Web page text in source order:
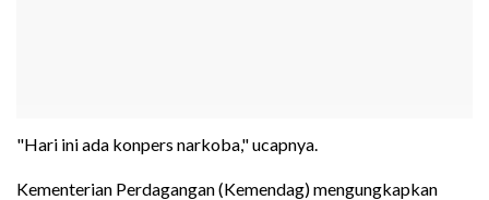
"Hari ini ada konpers narkoba," ucapnya.
Kementerian Perdagangan (Kemendag) mengungkapkan